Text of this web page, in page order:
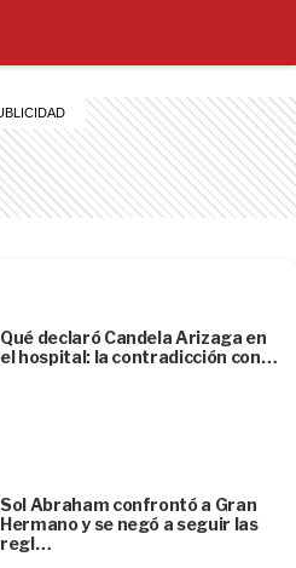
Qué declaró Candela Arizaga en
el hospital: la contradicción con…
Sol Abraham confrontó a Gran
Hermano y se negó a seguir las
regl…